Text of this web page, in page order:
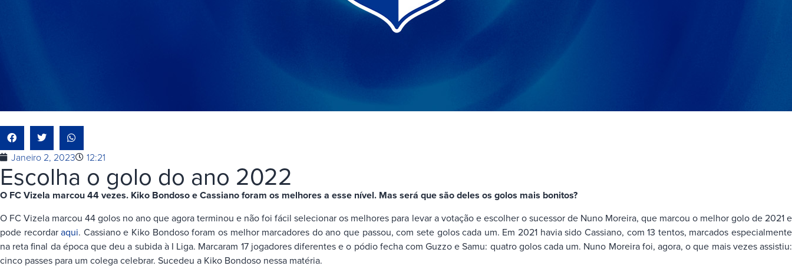
Janeiro 2, 2023 12:21
Escolha o golo do ano 2022
O FC Vizela marcou 44 vezes. Kiko Bondoso e Cassiano foram os melhores a esse nível. Mas será que são deles os golos mais bonitos?
O FC Vizela marcou 44 golos no ano que agora terminou e não foi fácil selecionar os melhores para levar a votação e escolher o sucessor de Nuno Moreira, que marcou o melhor golo de 2021 e
pode recordaraqui. Cassiano e Kiko Bondoso foram os melhor marcadores do ano que passou, com sete golos cada um. Em 2021 havia sido Cassiano, com 13 tentos, marcados especialmente
na reta final da época que deu a subida à I Liga. Marcaram 17 jogadores diferentes e o pódio fecha com Guzzo e Samu: quatro golos cada um. Nuno Moreira foi, agora, o que mais vezes assistiu:
cinco passes para um colega celebrar. Sucedeu a Kiko Bondoso nessa matéria.